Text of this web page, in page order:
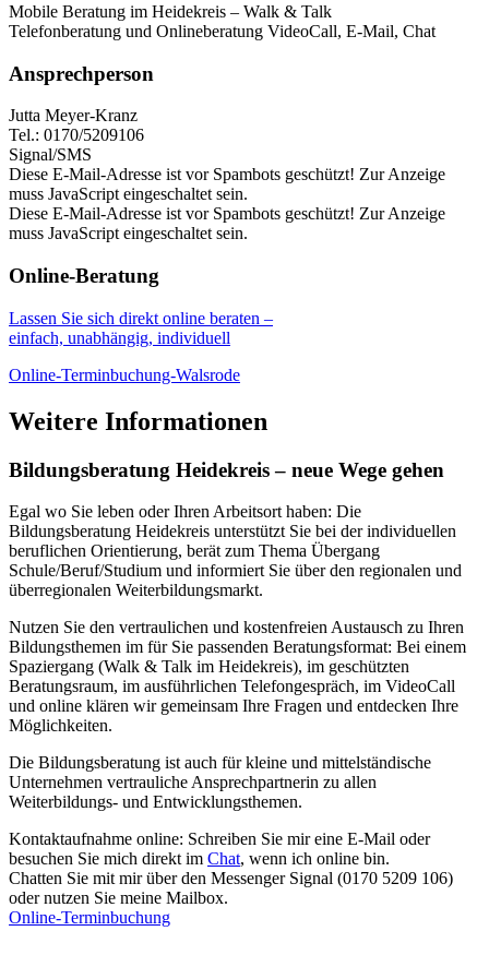
Mobile Beratung im Heidekreis – Walk & Talk
Telefonberatung und Onlineberatung VideoCall, E-Mail, Chat
Ansprechperson
Jutta Meyer-Kranz
Tel.: 0170/5209106
Signal/SMS
Diese E-Mail-Adresse ist vor Spambots geschützt! Zur Anzeige
muss JavaScript eingeschaltet sein.
Diese E-Mail-Adresse ist vor Spambots geschützt! Zur Anzeige
muss JavaScript eingeschaltet sein.
Online-Beratung
Lassen Sie sich direkt online beraten –
einfach, unabhängig, individuell
Online-Terminbuchung-Walsrode
Weitere Informationen
Bildungsberatung Heidekreis – neue Wege gehen
Egal wo Sie leben oder Ihren Arbeitsort haben: Die
Bildungsberatung Heidekreis unterstützt Sie bei der individuellen
beruflichen Orientierung, berät zum Thema Übergang
Schule/Beruf/Studium und informiert Sie über den regionalen und
überregionalen Weiterbildungsmarkt.
Nutzen Sie den vertraulichen und kostenfreien Austausch zu Ihren
Bildungsthemen im für Sie passenden Beratungsformat: Bei einem
Spaziergang (Walk & Talk im Heidekreis), im geschützten
Beratungsraum, im ausführlichen Telefongespräch, im VideoCall
und online klären wir gemeinsam Ihre Fragen und entdecken Ihre
Möglichkeiten.
Die Bildungsberatung ist auch für kleine und mittelständische
Unternehmen vertrauliche Ansprechpartnerin zu allen
Weiterbildungs- und Entwicklungsthemen.
Kontaktaufnahme online: Schreiben Sie mir eine E-Mail oder
besuchen Sie mich direkt im Chat, wenn ich online bin.
Chatten Sie mit mir über den Messenger Signal (0170 5209 106)
oder nutzen Sie meine Mailbox.
Online-Terminbuchung